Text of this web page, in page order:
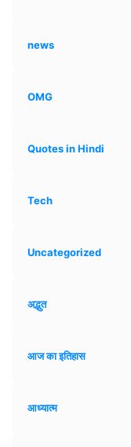
news
OMG
Quotes in Hindi
Tech
Uncategorized
अद्भुत
आज का इतिहास
आध्यात्म